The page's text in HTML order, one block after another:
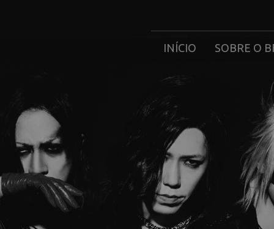
INÍCIO SOBRE O